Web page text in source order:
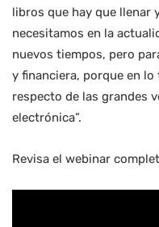
libros que hay que llenar
necesitamos en la
nuevos tiempos, pero
y financiera, porque en
respecto de las grandes
electrónica”.
Revisa el webinar